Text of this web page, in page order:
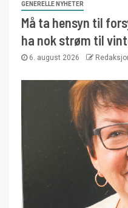
GENERELLE NYHETER
Må ta hensyn til
ha nok strøm til
6. august 2026